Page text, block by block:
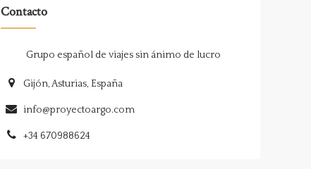
Contacto
Grupo español de viajes sin ánimo de lucro
Gijón, Asturias, España
info@proyectoargo.com
+34 670988624